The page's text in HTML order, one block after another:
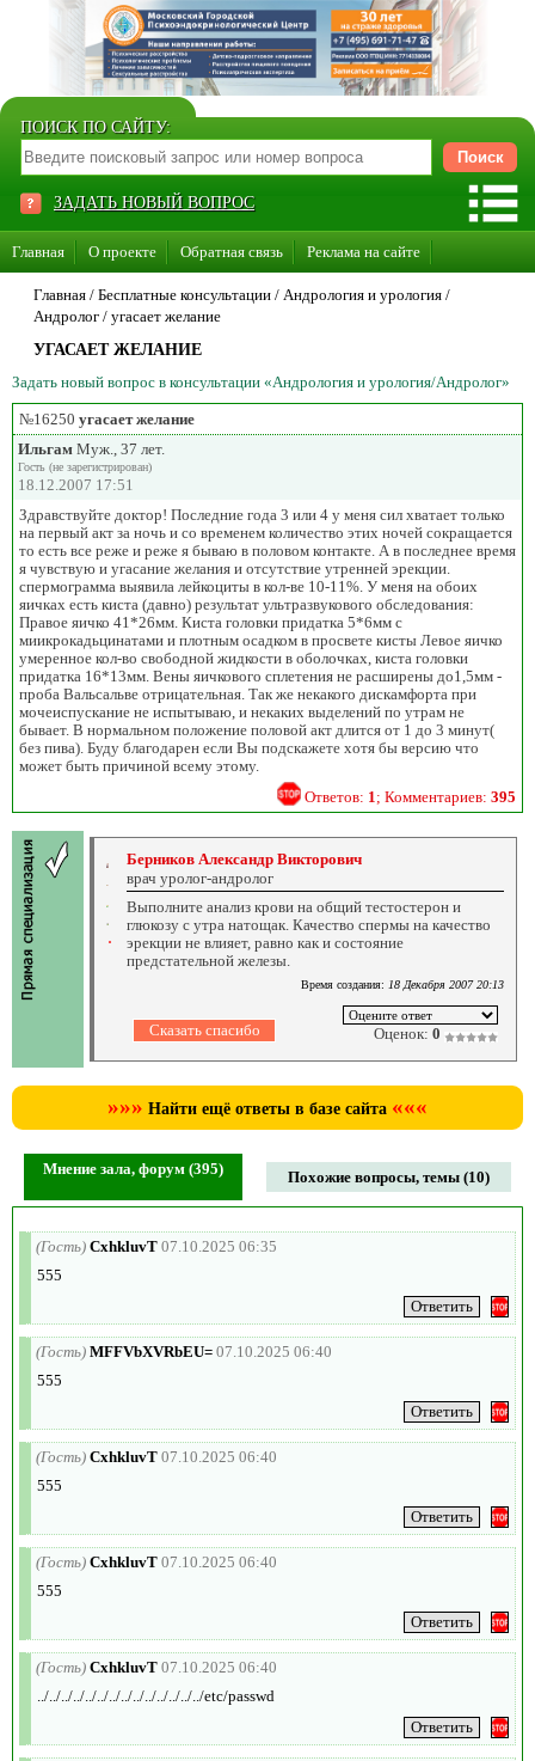
ПОИСК ПО САЙТУ:
ЗАДАТЬ НОВЫЙ ВОПРОС
Главная О проекте Обратная связь Реклама на сайте
Стать консультантом нашего сайта
Главная / Бесплатные консультации / Андрология и урология /
Андролог / угасает желание
УГАСАЕТ ЖЕЛАНИЕ
Задать новый вопрос в консультации «Андрология и урология/Андролог»
№16250 угасает желание
Ильгам Муж., 37 лет.
Гость (не зарегистрирован)
18.12.2007 17:51
Здравствуйте доктор! Последние года 3 или 4 у меня сил хватает только
на первый акт за ночь и со временем количество этих ночей сокращается
то есть все реже и реже я бываю в половом контакте. А в последнее время
я чувствую и угасание желания и отсутствие утренней эрекции.
спермограмма выявила лейкоциты в кол-ве 10-11%. У меня на обоих
яичках есть киста (давно) результат ультразвукового обследования:
Правое яичко 41*26мм. Киста головки придатка 5*6мм с
миикрокадьцинатами и плотным осадком в просвете кисты Левое яичко
умеренное кол-во свободной жидкости в оболочках, киста головки
придатка 16*13мм. Вены яичкового сплетения не расширены до1,5мм -
проба Вальсальве отрицательная. Так же некакого дискамфорта при
мочеиспускание не испытываю, и некаких выделений по утрам не
бывает. В нормальном положение половой акт длится от 1 до 3 минут(
без пива). Буду благодарен если Вы подскажете хотя бы версию что
может быть причиной всему этому.
Ответов: 1 ; Комментариев: 395
Берников Александр Викторович
врач уролог-андролог
Выполните анализ крови на общий тестостерон и
глюкозу с утра натощак. Качество спермы на качество
эрекции не влияет, равно как и состояние
предстательной железы.
Время создания: 18 Декабря 2007 20:13
Оценок: 0
»»» Найти ещё ответы в базе сайта «««
Мнение зала, форум (395) Похожие вопросы, темы (10)
(Гость) CxhkluvT 07.10.2025 06:35
555
(Гость) MFFVbXVRbEU= 07.10.2025 06:40
555
(Гость) CxhkluvT 07.10.2025 06:40
555
(Гость) CxhkluvT 07.10.2025 06:40
555
(Гость) CxhkluvT 07.10.2025 06:40
../../../../../../../../../../../../../../etc/passwd